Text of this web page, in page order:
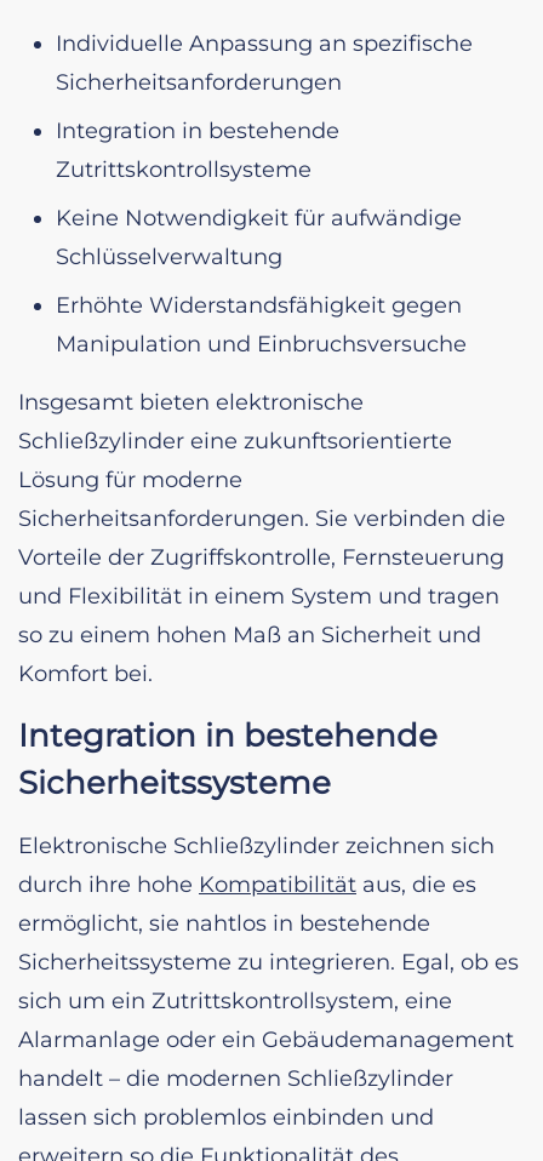
Individuelle Anpassung an spezifische
Sicherheitsanforderungen
Integration in bestehende
Zutrittskontrollsysteme
Keine Notwendigkeit für aufwändige
Schlüsselverwaltung
Erhöhte Widerstandsfähigkeit gegen
Manipulation und Einbruchsversuche
Insgesamt bieten elektronische
Schließzylinder eine zukunftsorientierte
Lösung für moderne
Sicherheitsanforderungen. Sie verbinden die
Vorteile der Zugriffskontrolle, Fernsteuerung
und Flexibilität in einem System und tragen
so zu einem hohen Maß an Sicherheit und
Komfort bei.
Integration in bestehende
Sicherheitssysteme
Elektronische Schließzylinder zeichnen sich
durch ihre hohe Kompatibilität aus, die es
ermöglicht, sie nahtlos in bestehende
Sicherheitssysteme zu integrieren. Egal, ob es
sich um ein Zutrittskontrollsystem, eine
Alarmanlage oder ein Gebäudemanagement
handelt – die modernen Schließzylinder
lassen sich problemlos einbinden und